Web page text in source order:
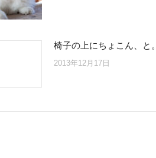
椅子の上にちょこん、と。
2013年12月17日